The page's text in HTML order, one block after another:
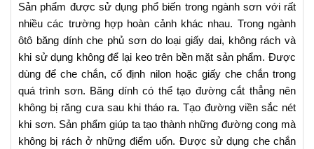
Sản phẩm được sử dụng phổ biến trong ngành sơn với rất
nhiều các trường hợp hoàn cảnh khác nhau. Trong ngành
ôtô băng dính che phủ sơn do loại giấy dai, không rách và
khi sử dụng không để lại keo trên bền mặt sản phẩm. Được
dùng để che chắn, cố định nilon hoặc giấy che chắn trong
quá trình sơn. Băng dính có thể tạo đường cắt thẳng nên
không bị răng cưa sau khi tháo ra. Tạo đường viền sắc nét
khi sơn. Sản phẩm giúp ta tạo thành những đường cong mà
không bị rách ở những điểm uốn. Được sử dụng che chắn